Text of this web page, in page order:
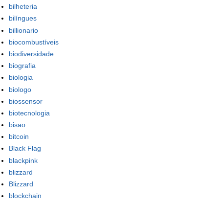
bilheteria
bilíngues
billionario
biocombustíveis
biodiversidade
biografia
biologia
biologo
biossensor
biotecnologia
bisao
bitcoin
Black Flag
blackpink
blizzard
Blizzard
blockchain